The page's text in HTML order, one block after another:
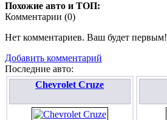
Похожие авто и ТОП:
Комментарии (0)
Нет комментариев. Ваш будет первым!
Добавить комментарий
Последние авто:
Chevrolet Cruze